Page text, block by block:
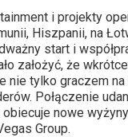
i projekty
Hiszpanii, na
start i
założyć, że
nie tylko graczem na
Połączenie
nowe
Group.